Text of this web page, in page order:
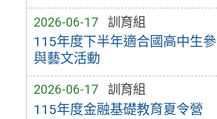
2026-06-17 訓育組
115年度下半年適合國高中生參
與藝文活動
2026-06-17 訓育組
115年度金融基礎教育夏令營